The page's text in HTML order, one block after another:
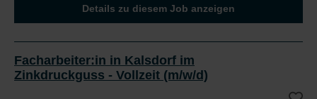
Details zu diesem Job anzeigen
Facharbeiter:in in Kalsdorf im
Zinkdruckguss - Vollzeit (m/w/d)